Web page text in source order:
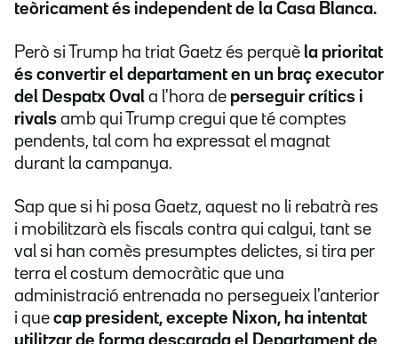
teòricament és independent de la Casa Blanca.
Però si Trump ha triat Gaetz és perquè la prioritat
és convertir el departament en un braç executor
del Despatx Oval a l'hora de perseguir crítics i
rivals amb qui Trump cregui que té comptes
pendents, tal com ha expressat el magnat
durant la campanya.
Sap que si hi posa Gaetz, aquest no li rebatrà res
i mobilitzarà els fiscals contra qui calgui, tant se
val si han comès presumptes delictes, si tira per
terra el costum democràtic que una
administració entrenada no persegueix l'anterior
i que cap president, excepte Nixon, ha intentat
utilitzar de forma descarada el Departament de